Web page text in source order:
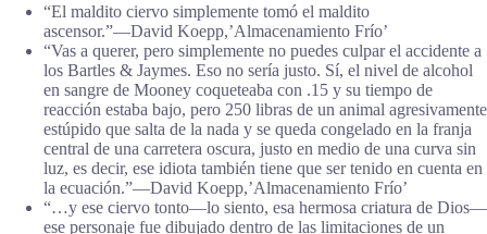
“El maldito ciervo simplemente tomó el maldito
ascensor.”―David Koepp,’Almacenamiento Frío’
“Vas a querer, pero simplemente no puedes culpar el accidente a
los Bartles & Jaymes. Eso no sería justo. Sí, el nivel de alcohol
en sangre de Mooney coqueteaba con .15 y su tiempo de
reacción estaba bajo, pero 250 libras de un animal agresivamente
estúpido que salta de la nada y se queda congelado en la franja
central de una carretera oscura, justo en medio de una curva sin
luz, es decir, ese idiota también tiene que ser tenido en cuenta en
la ecuación.”―David Koepp,’Almacenamiento Frío’
“…y ese ciervo tonto—lo siento, esa hermosa criatura de Dios—
ese personaje fue dibujado dentro de las limitaciones de un